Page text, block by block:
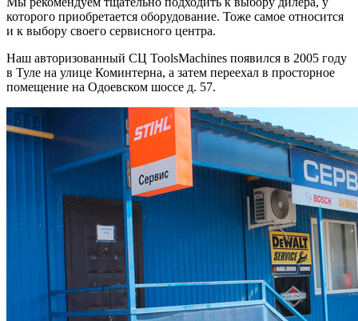
которого приобретается оборудование. Тоже самое относится
и к выбору своего сервисного центра.
Наш авторизованный СЦ ToolsMachines появился в 2005 году
в Туле на улице Коминтерна, а затем переехал в просторное
помещение на Одоевском шоссе д. 57.